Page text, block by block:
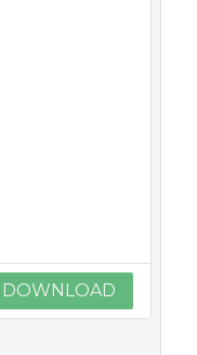
DOWNLOAD